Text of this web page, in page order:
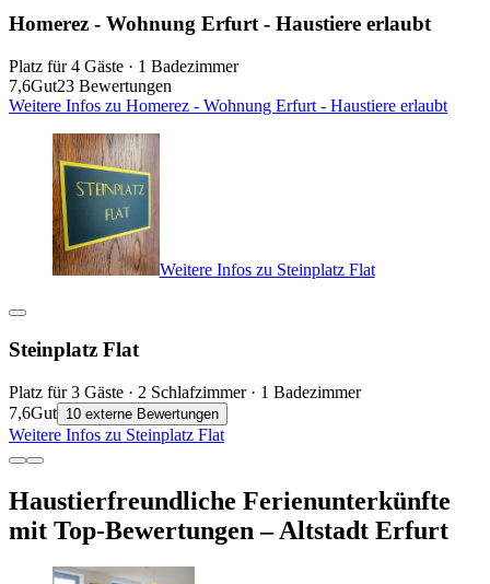
Homerez - Wohnung Erfurt - Haustiere erlaubt
Platz für 4 Gäste · 1 Badezimmer
7,6Gut23 Bewertungen
Weitere Infos zu Homerez - Wohnung Erfurt - Haustiere erlaubt
Weitere Infos zu Steinplatz Flat
Steinplatz Flat
Platz für 3 Gäste · 2 Schlafzimmer · 1 Badezimmer
7,6Gut 10 externe Bewertungen
Weitere Infos zu Steinplatz Flat
Haustierfreundliche Ferienunterkünfte
mit Top-Bewertungen – Altstadt Erfurt